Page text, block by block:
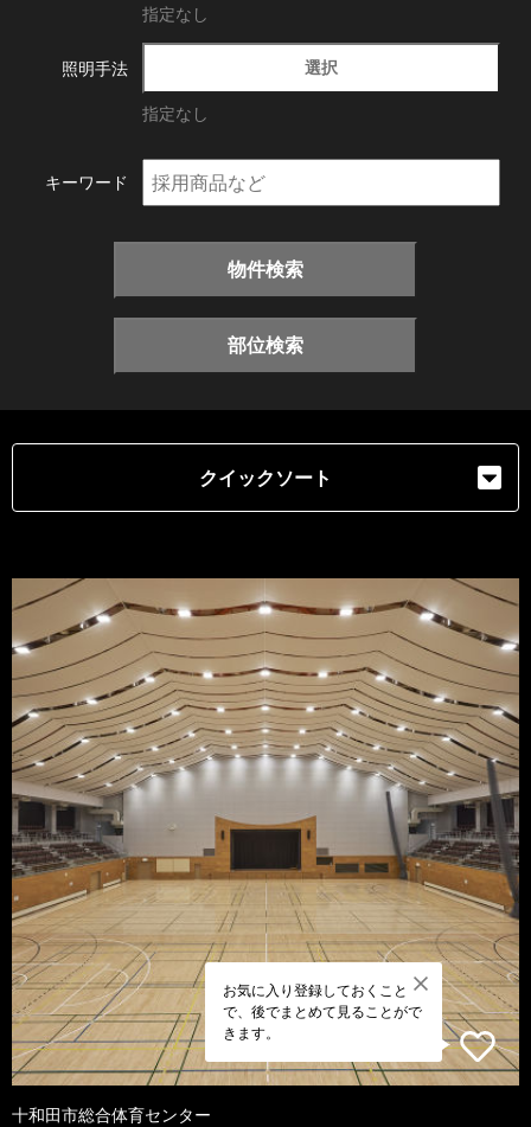
指定なし
照明手法 選択
指定なし
キーワード
物件検索
部位検索
クイックソート
お気に入り登録しておくこと
で、後でまとめて見ることがで
きます。
十和田市総合体育センター